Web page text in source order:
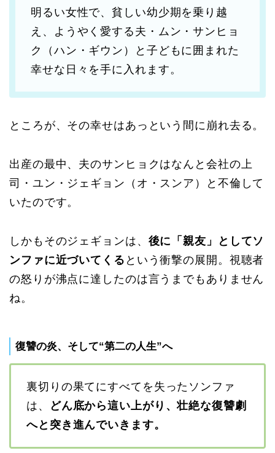
明るい女性で、貧しい幼少期を乗り越
え、ようやく愛する夫・ムン・サンヒョ
ク（ハン・ギウン）と子どもに囲まれた
幸せな日々を手に入れます。
ところが、その幸せはあっという間に崩れ去る。
出産の最中、夫のサンヒョクはなんと会社の上
司・ユン・ジェギョン（オ・スンア）と不倫して
いたのです。
しかもそのジェギョンは、 後に「親友」としてソ
ンファに近づいてくる という衝撃の展開。視聴者
の怒りが沸点に達したのは言うまでもありません
ね。
復讐の炎、そして“第二の人生”へ
裏切りの果てにすべてを失ったソンファ
は、
どん底から這い上がり、壮絶な復讐劇
へと突き進んでいきます。